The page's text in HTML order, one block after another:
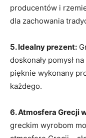
producentów i
dla zachowania
5. Idealny prezent:
doskonały pomysł
⁢pięknie wykonany
każdego.
6. Atmosfera Grecji
greckim wyrobom